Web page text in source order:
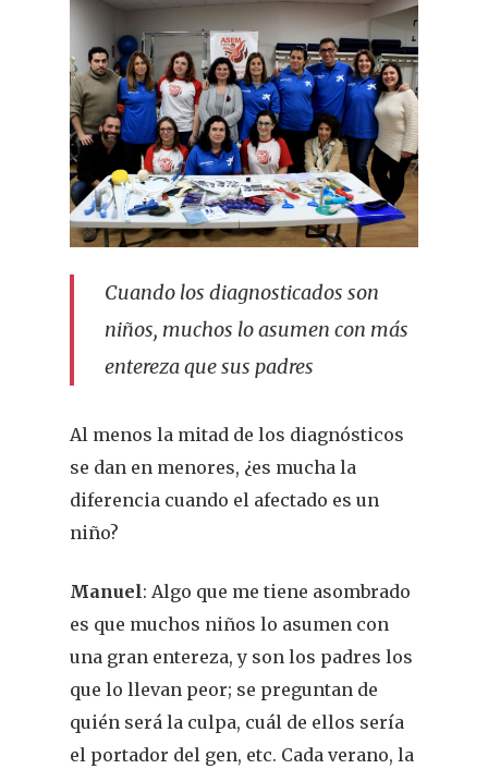
Cuando los diagnosticados son
niños, muchos lo asumen con más
entereza que sus padres
Al menos la mitad de los diagnósticos
se dan en menores, ¿es mucha la
diferencia cuando el afectado es un
niño?
Manuel: Algo que me tiene asombrado
es que muchos niños lo asumen con
una gran entereza, y son los padres los
que lo llevan peor; se preguntan de
quién será la culpa, cuál de ellos sería
el portador del gen, etc. Cada verano, la